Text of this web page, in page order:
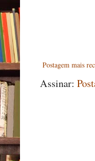
Postagem mais
Assinar: